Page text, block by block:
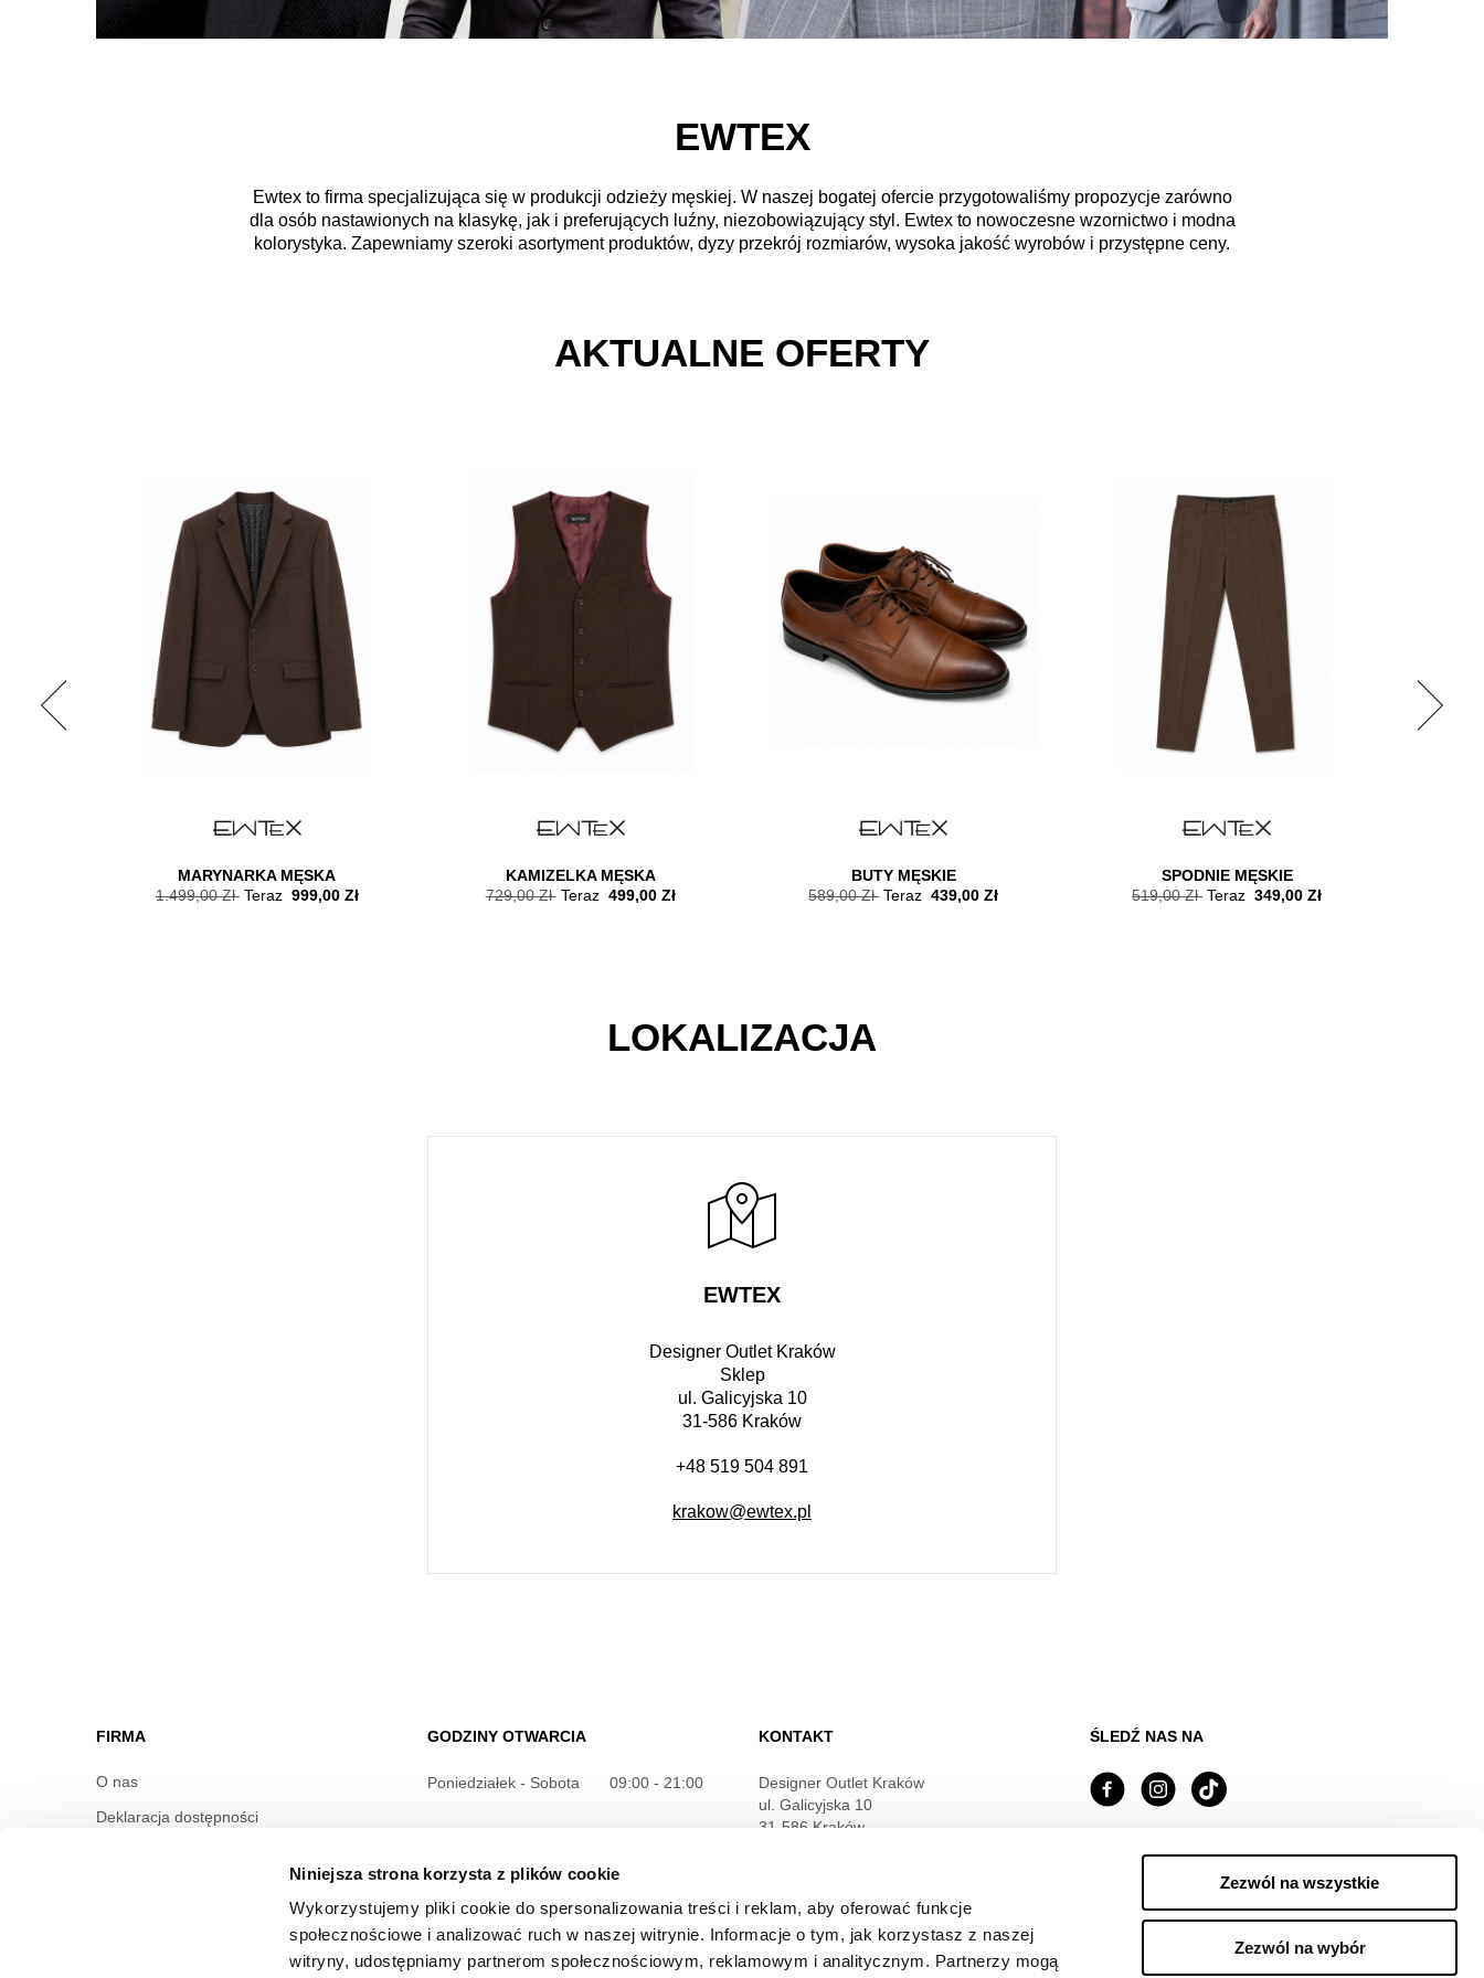
Niniejsza strona korzysta z plików cookie
Wykorzystujemy pliki cookie do spersonalizowania treści i reklam, aby oferować funkcje
społecznościowe i analizować ruch w naszej witrynie. Informacje o tym, jak korzystasz z naszej
witryny, udostępniamy partnerom społecznościowym, reklamowym i analitycznym. Partnerzy mogą
Zezwól na wszystkie
Zezwól na wybór
EWTEX
Ewtex to firma specjalizująca się w produkcji odzieży męskiej. W naszej bogatej ofercie przygotowaliśmy propozycje zarówno
dla osób nastawionych na klasykę, jak i preferujących luźny, niezobowiązujący styl. Ewtex to nowoczesne wzornictwo i modna
kolorystyka. Zapewniamy szeroki asortyment produktów, dyzy przekrój rozmiarów, wysoka jakość wyrobów i przystępne ceny.
AKTUALNE OFERTY
MARYNARKA MĘSKA
1.499,00 ZłTeraz 999,00 Zł
KAMIZELKA MĘSKA
729,00 ZłTeraz 499,00 Zł
BUTY MĘSKIE
589,00 ZłTeraz439,00 Zł
SPODNIE MĘSKIE
519,00 Zł Teraz349,00 Zł
LOKALIZACJA
EWTEX
Designer Outlet Kraków
Sklep
ul. Galicyjska 10
31-586 Kraków
+48 519 504 891
krakow@ewtex.pl
FIRMA
O nas
Deklaracja dostępności
GODZINY OTWARCIA
Poniedziałek - Sobota 09:00 - 21:00
KONTAKT
Designer Outlet Kraków
ul. Galicyjska 10
31-586 Kraków
ŚLEDŹ NAS NA